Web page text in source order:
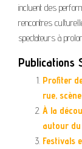
incluent des
rencontres
spectateurs à
Publications
Profiter
rue,
À la
autour
Festivals